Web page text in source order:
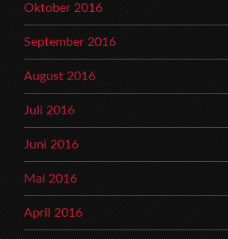
Oktober 2016
September 2016
August 2016
Juli 2016
Juni 2016
Mai 2016
April 2016